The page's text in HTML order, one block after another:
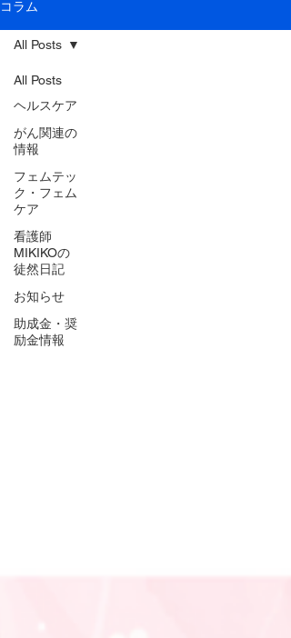
コラム
All Posts
ヘルスケア
がん関連の
情報
フェムテッ
ク・フェム
ケア
看護師
MIKIKOの
徒然日記
お知らせ
助成金・奨
励金情報
All Posts